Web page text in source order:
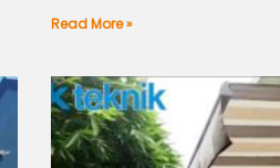
Read More »